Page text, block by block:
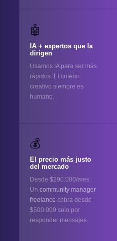
🤖
IA + expertos que la
dirigen
Usamos IA para ser más
rápidos. El criterio
creativo siempre es
humano.
💰
El precio más justo
del mercado
Desde $290.000/mes.
Un community manager
freelance cobra desde
$500.000 solo por
responder mensajes.